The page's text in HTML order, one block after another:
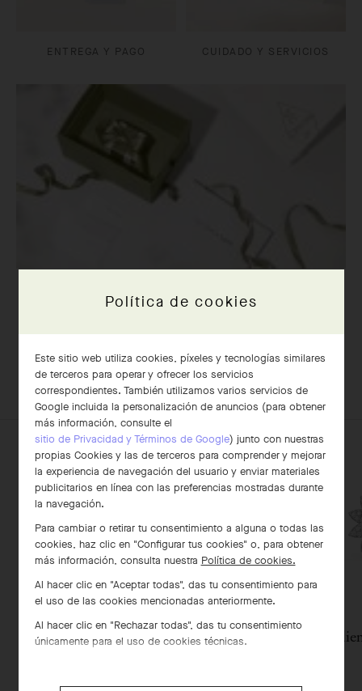
ENTREGA Y PAGO CUIDADO Y SERVICIOS
COMPLETE SU
CONJUNTO
EXPLORE LAS
OTRAS
CREACIONES
Clip colgante Lotus, modelo
Oro blanco , Diamante
Política de cookies
Este sitio web utiliza cookies, píxeles y tecnologías similares
de terceros para operar y ofrecer los servicios
correspondientes. También utilizamos varios servicios de
Google incluida la personalización de anuncios (para obtener
más información, consulte el
sitio de Privacidad y Términos de Google) junto con nuestras
propias Cookies y las de terceros para comprender y mejorar
la experiencia de navegación del usuario y enviar materiales
publicitarios en línea con las preferencias mostradas durante
la navegación.
Para cambiar o retirar tu consentimiento a alguna o todas las
cookies, haz clic en "Configurar tus cookies" o, para obtener
más información, consulta nuestra Política de cookies.
Al hacer clic en "Aceptar todas", das tu consentimiento para
el uso de las cookies mencionadas anteriormente.
Al hacer clic en "Rechazar todas", das tu consentimiento
únicamente para el uso de cookies técnicas.